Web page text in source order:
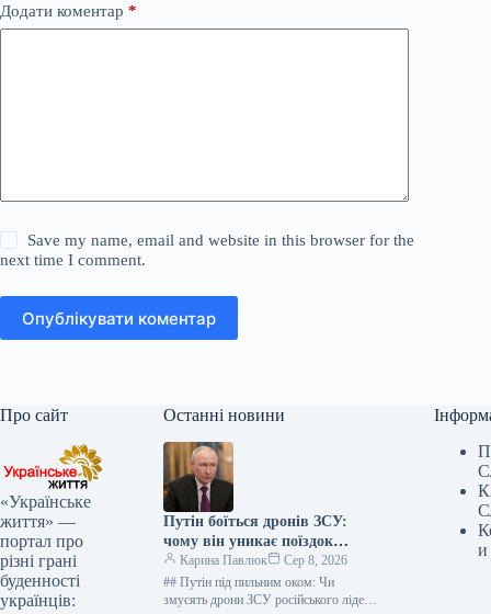
Додати коментар *
Save my name, email and website in this browser for the
next time I comment.
Опублікувати коментар
Про сайт
«Українське
життя» —
портал про
різні грані
буденності
українців:
Останні новини
Путін боїться дронів ЗСУ:
чому він уникає поїздок
Україною
Карина Павлюк
Сер 8, 2026
## Путін під пильним оком: Чи
змусять дрони ЗСУ російського лідера
и